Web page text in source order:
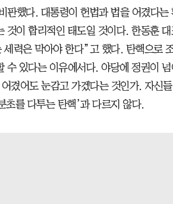
판했다. 대통령이 헌법과 법을 어겼다는
것이 합리적인 태도일 것이다. 한동훈
력은 막아야 한다”고 했다. 탄핵으로
수 있다는 이유에서다. 야당에 정권이 넘
겼어도 눈감고 가겠다는 것인가. 자신
초를 다투는 탄핵’과 다르지 않다.